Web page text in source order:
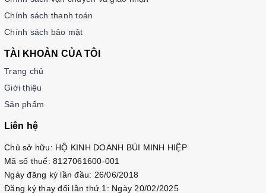
Chính sách thanh toán
Chính sách bảo mật
TÀI KHOẢN CỦA TÔI
Trang chủ
Giới thiệu
Sản phẩm
Liên hệ
Chủ sở hữu: HỘ KINH DOANH BÙI MINH HIỆP
Mã số thuế: 8127061600-001
Ngày đăng ký lần đầu: 26/06/2018
Đăng ký thay đổi lần thứ 1: Ngày 20/02/2025